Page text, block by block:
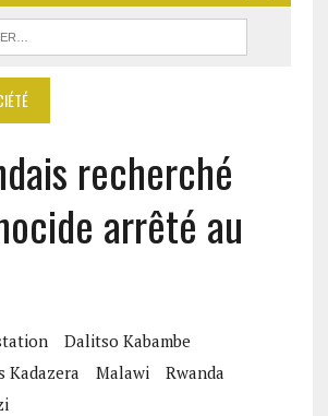
recherché
arrêté au
Dalitso Kabambe
Kadazera Malawi
Rwanda